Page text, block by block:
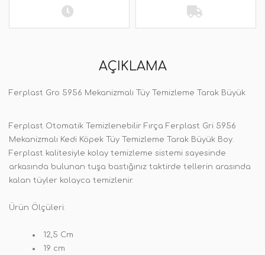
AÇIKLAMA
Ferplast Gro 5956 Mekanizmalı Tüy Temizleme Tarak Büyük
Ferplast Otomatik Temizlenebilir Fırça Ferplast Gri 5956
Mekanizmalı Kedi Köpek Tüy Temizleme Tarak Büyük Boy.
Ferplast kalitesiyle kolay temizleme sistemi sayesinde
arkasında bulunan tuşa bastığınız taktirde tellerin arasında
kalan tüyler kolayca temizlenir.
Ürün Ölçüleri:
12,5 Cm
19 cm